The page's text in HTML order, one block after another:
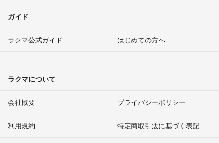
ガイド
ラクマ公式ガイド はじめての方へ
ラクマについて
会社概要 プライバシーポリシー
利用規約 特定商取引法に基づく表記